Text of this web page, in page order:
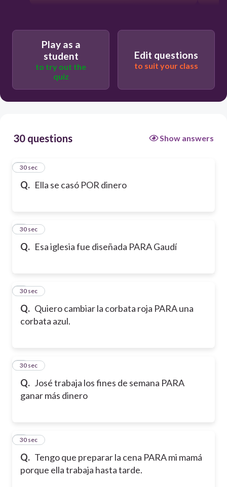
Play as a
student
to try out the
quiz
Edit questions
to suit your class
30 questions Show answers
Q. Ella se casó POR dinero
1
30 sec
Q. Esa iglesia fue diseñada PARA Gaudí
2
30 sec
Q. Quiero cambiar la corbata roja PARA una
corbata azul.
3
30 sec
Q. José trabaja los fines de semana PARA
ganar más dinero
4
30 sec
Q. Tengo que preparar la cena PARA mi mamá
porque ella trabaja hasta tarde.
5
30 sec